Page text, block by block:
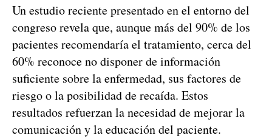
Un estudio reciente presentado en el entorno del
congreso revela que, aunque más del 90% de los
pacientes recomendaría el tratamiento, cerca del
60% reconoce no disponer de información
suficiente sobre la enfermedad, sus factores de
riesgo o la posibilidad de recaída. Estos
resultados refuerzan la necesidad de mejorar la
comunicación y la educación del paciente.